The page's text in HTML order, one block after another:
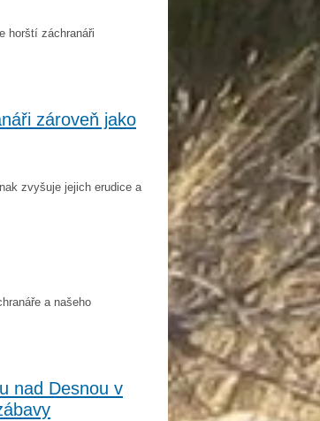
horští záchranáři
zároveň jako
zvyšuje jejich erudice a
a našeho
nad Desnou v